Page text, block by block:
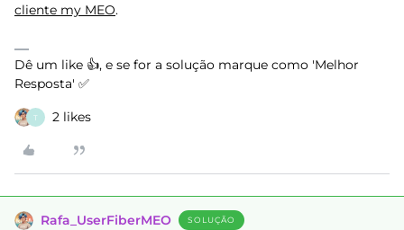
cliente my MEO.
Dê um like 👍, e se for a solução marque como 'Melhor
Resposta' ✅
T 2 likes
Rafa_UserFiberMEO SOLUÇÃO